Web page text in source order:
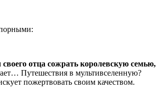
своего отца сожрать королевскую семью,
Путешествия в мультивселенную?
пожертвовать своим качеством.